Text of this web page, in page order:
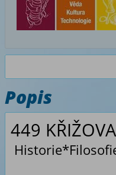
Popis
449